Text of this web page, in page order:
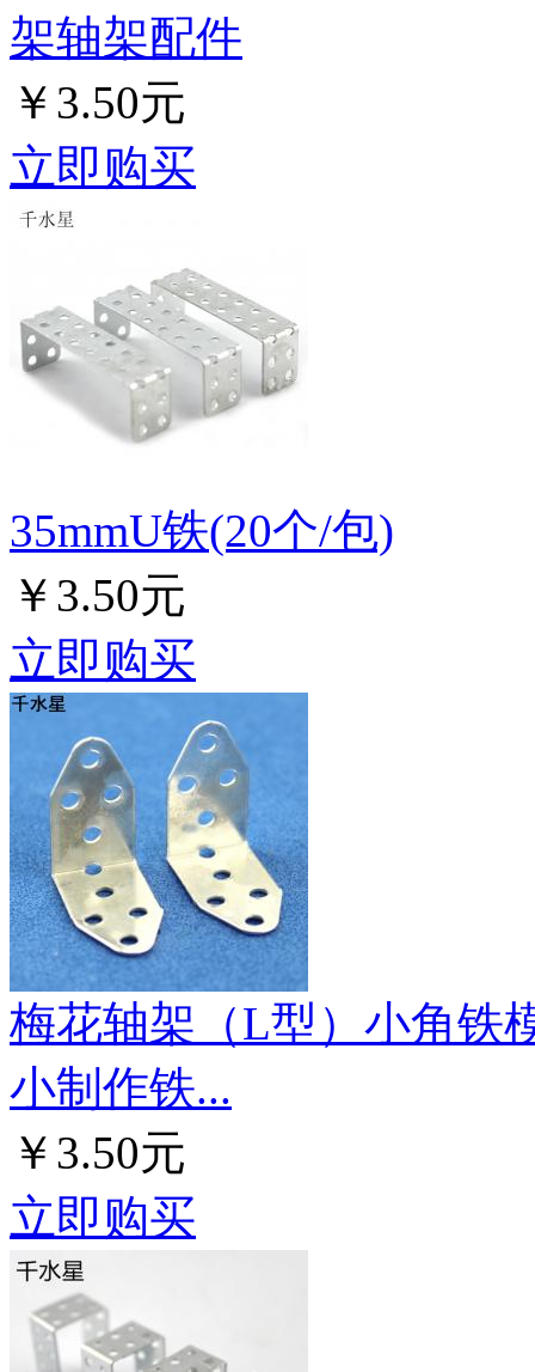
架轴架配件
￥3.50元
立即购买
35mmU铁(20个/包)
￥3.50元
立即购买
梅花轴架（L型）小角铁
小制作铁...
￥3.50元
立即购买